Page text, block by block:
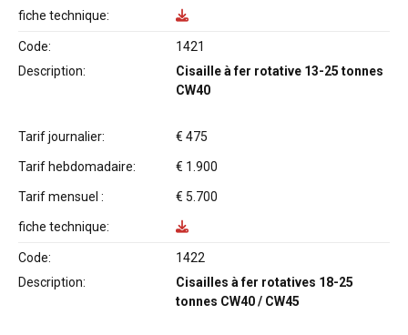
fiche technique:
Code:
1421
Description:
Cisaille à fer rotative 13-25 tonnes
CW40
Tarif journalier: € 475
Tarif hebdomadaire: € 1.900
Tarif mensuel : € 5.700
fiche technique:
Code:
1422
Description:
Cisailles à fer rotatives 18-25
tonnes CW40 / CW45